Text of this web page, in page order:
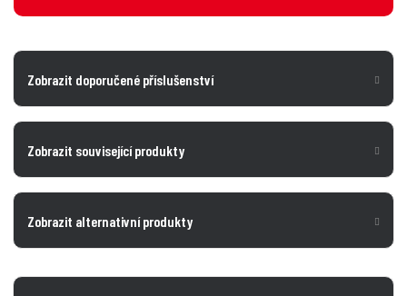
Zobrazit doporučené příslušenství
Zobrazit související produkty
Zobrazit alternativní produkty